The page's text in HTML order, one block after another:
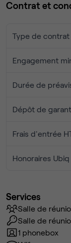
Contrat et
Type de contrat
Engagement
Durée de
Dépôt de
Frais d'entrée
Honoraires Ubiq
Services
Salle de
Salle de
1 phonebox